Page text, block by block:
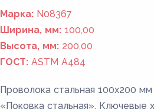
Марка: N08367
Ширина, мм: 100,00
Высота, мм: 200,00
ГОСТ: ASTM A484
Проволока стальная 100х200
«Поковка стальная». Ключевые